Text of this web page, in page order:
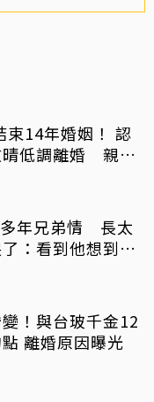
束14年婚姻！ 認
晴低調離婚 親發
年兄弟情 長太
：看到他想到兒
！與台玻千金12
離婚原因曝光